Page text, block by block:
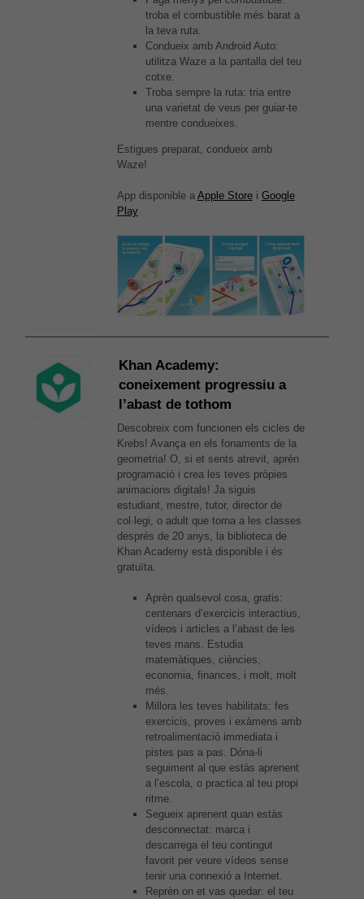
troba el combustible més barat a
la teva ruta.
Condueix amb Android Auto:
utilitza Waze a la pantalla del teu
cotxe.
Troba sempre la ruta: tria entre
una varietat de veus per guiar-te
mentre condueixes.
Estigues preparat, condueix amb
Waze!
App disponible a Apple Storei Google
Play
Khan Academy:
coneixement progressiu a
l’abast de tothom
Descobreix com funcionen els cicles de
Krebs! Avança en els fonaments de la
geometria! O, si et sents atrevit, aprèn
programació i crea les teves pròpies
animacions digitals! Ja siguis
estudiant, mestre, tutor, director de
col·legi, o adult que torna a les classes
després de 20 anys, la biblioteca de
Khan Academy està disponible i és
gratuïta.
Aprèn qualsevol cosa, gratis:
centenars d’exercicis interactius,
vídeos i articles a l’abast de les
teves mans. Estudia
matemàtiques, ciències,
economia, finances, i molt, molt
més.
Millora les teves habilitats: fes
exercicis, proves i exàmens amb
retroalimentació immediata i
pistes pas a pas. Dóna-li
seguiment al que estàs aprenent
a l’escola, o practica al teu propi
ritme.
Segueix aprenent quan estàs
desconnectat: marca i
descarrega el teu contingut
favorit per veure vídeos sense
tenir una connexió a Internet.
Reprèn on et vas quedar: el teu
Necessàries
Aquestes
cookies no
són
opcionals,
són
necessàries
per al bon
funcionament
web.
Estadístiques
necessitem
aquestes
cookies.
Experiència
nostre lloc
web funcioni
el millor
possible
durant la
vostra visita.
aquestes
cookies,
alguna
funcionalitat
desapareixerà
del lloc web.